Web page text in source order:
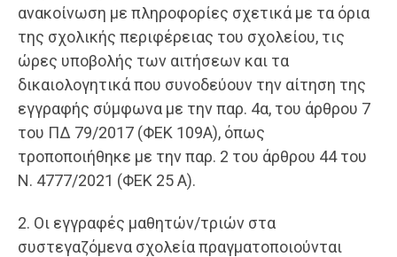
ανακοίνωση με πληροφορίες σχετικά με τα όρια
της σχολικής περιφέρειας του σχολείου, τις
ώρες υποβολής των αιτήσεων και τα
δικαιολογητικά που συνοδεύουν την αίτηση της
εγγραφής σύμφωνα με την παρ. 4α, του άρθρου 7
του ΠΔ 79/2017 (ΦΕΚ 109Α), όπως
τροποποιήθηκε με την παρ. 2 του άρθρου 44 του
Ν. 4777/2021 (ΦΕΚ 25 Α).
2. Οι εγγραφές μαθητών/τριών στα
συστεγαζόμενα σχολεία πραγματοποιούνται